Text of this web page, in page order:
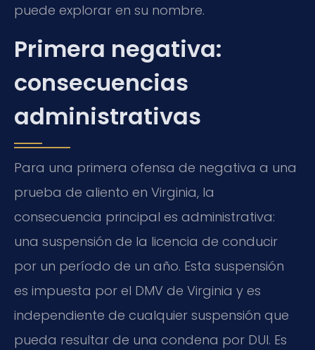
puede explorar en su nombre.
Primera negativa:
consecuencias
administrativas
Para una primera ofensa de negativa a una
prueba de aliento en Virginia, la
consecuencia principal es administrativa:
una suspensión de la licencia de conducir
por un período de un año. Esta suspensión
es impuesta por el DMV de Virginia y es
independiente de cualquier suspensión que
pueda resultar de una condena por DUI. Es